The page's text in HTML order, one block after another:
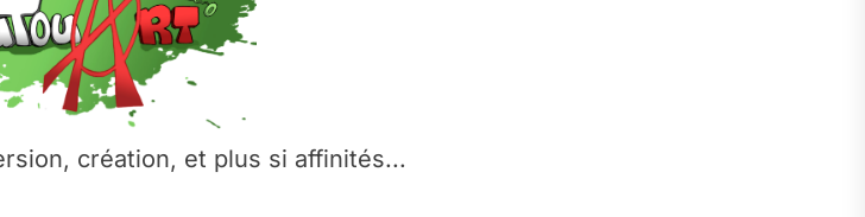
création, et plus si affinités...
18 juillet (Vaulx-en-Velin)
par Michaël Moretti & Pierre Lacôte
à l’Établi (Haute-Savoie)